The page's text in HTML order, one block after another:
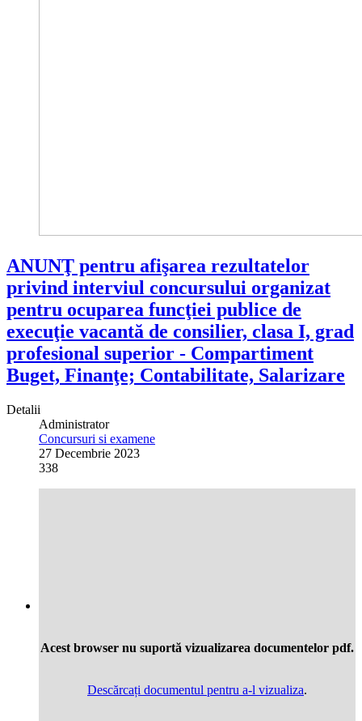
ANUNŢ pentru afişarea rezultatelor
privind interviul concursului organizat
pentru ocuparea funcţiei publice de
execuţie vacantă de consilier, clasa I, grad
profesional superior - Compartiment
Buget, Finanţe; Contabilitate, Salarizare
Detalii
Administrator
Concursuri si examene
27 Decembrie 2023
338
Acest browser nu suportă vizualizarea documentelor pdf.
Descărcați documentul pentru a-l vizualiza.